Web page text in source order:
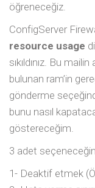
öğreneceğiz.
ConfigServer
resource usage
sıkıldınız. Bu
bulunan ram’in
gönderme
bunu nasıl
göstereceğim.
3 adet
1- Deaktif etmek